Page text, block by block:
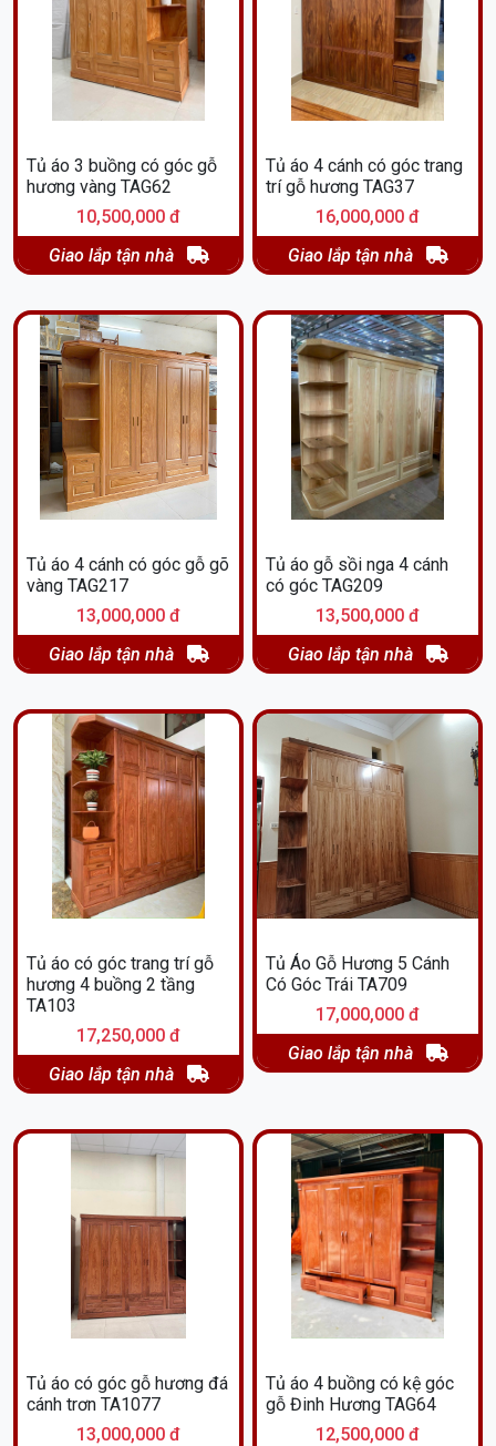
Tủ áo 3 buồng có góc gỗ
hương vàng TAG62
10,500,000 đ
Giao lắp tận nhà
Tủ áo 4 cánh có góc trang
trí gỗ hương TAG37
16,000,000 đ
Giao lắp tận nhà
Tủ áo 4 cánh có góc gỗ gõ
vàng TAG217
13,000,000 đ
Giao lắp tận nhà
Tủ áo gỗ sồi nga 4 cánh
có góc TAG209
13,500,000 đ
Giao lắp tận nhà
Tủ áo có góc trang trí gỗ
hương 4 buồng 2 tầng
TA103
17,250,000 đ
Giao lắp tận nhà
Tủ Áo Gỗ Hương 5 Cánh
Có Góc Trái TA709
17,000,000 đ
Giao lắp tận nhà
Tủ áo có góc gỗ hương đá
cánh trơn TA1077
13,000,000 đ
Tủ áo 4 buồng có kệ góc
gỗ Đinh Hương TAG64
12,500,000 đ